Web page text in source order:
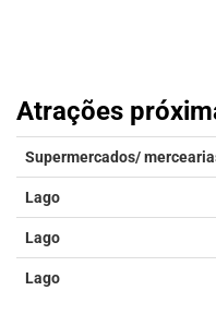
Atrações
Supermercados/
Lago
Lago
Lago